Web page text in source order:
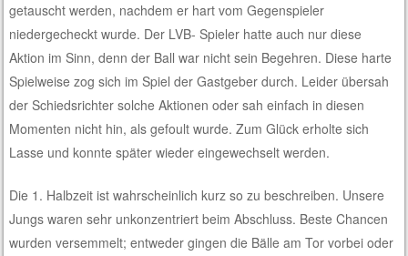
getauscht werden, nachdem er hart vom Gegenspieler
niedergecheckt wurde. Der LVB- Spieler hatte auch nur diese
Aktion im Sinn, denn der Ball war nicht sein Begehren. Diese harte
Spielweise zog sich im Spiel der Gastgeber durch. Leider übersah
der Schiedsrichter solche Aktionen oder sah einfach in diesen
Momenten nicht hin, als gefoult wurde. Zum Glück erholte sich
Lasse und konnte später wieder eingewechselt werden.
Die 1. Halbzeit ist wahrscheinlich kurz so zu beschreiben. Unsere
Jungs waren sehr unkonzentriert beim Abschluss. Beste Chancen
wurden versemmelt; entweder gingen die Bälle am Tor vorbei oder